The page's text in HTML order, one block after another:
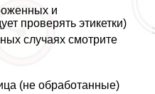
и
проверять этикетки)
случаях смотрите
(не обработанные)